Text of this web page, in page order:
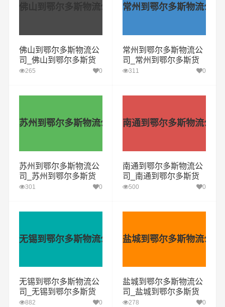
佛山到鄂尔多斯物流公司
佛山到鄂尔多斯物流公
司_佛山到鄂尔多斯货
运专线
265 0
常州到鄂尔多斯物流公司
常州到鄂尔多斯物流公
司_常州到鄂尔多斯货
运专线
311 0
苏州到鄂尔多斯物流公司
苏州到鄂尔多斯物流公
司_苏州到鄂尔多斯货
运专线
301 0
南通到鄂尔多斯物流公司
南通到鄂尔多斯物流公
司_南通到鄂尔多斯货
运专线
500 0
无锡到鄂尔多斯物流公司
无锡到鄂尔多斯物流公
司_无锡到鄂尔多斯货
运专线
882 0
盐城到鄂尔多斯物流公司
盐城到鄂尔多斯物流公
司_盐城到鄂尔多斯货
运专线
278 0